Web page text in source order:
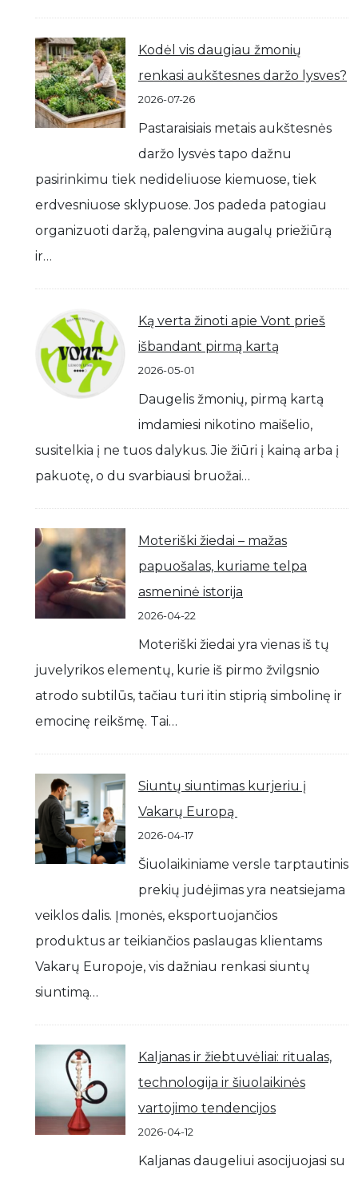
Kodėl vis daugiau žmonių
renkasi aukštesnes daržo lysves?
2026-07-26
Pastaraisiais metais aukštesnės
daržo lysvės tapo dažnu
pasirinkimu tiek nedideliuose kiemuose, tiek
erdvesniuose sklypuose. Jos padeda patogiau
organizuoti daržą, palengvina augalų priežiūrą
ir…
Ką verta žinoti apie Vont prieš
išbandant pirmą kartą
2026-05-01
Daugelis žmonių, pirmą kartą
imdamiesi nikotino maišelio,
susitelkia į ne tuos dalykus. Jie žiūri į kainą arba į
pakuotę, o du svarbiausi bruožai…
Moteriški žiedai – mažas
papuošalas, kuriame telpa
asmeninė istorija
2026-04-22
Moteriški žiedai yra vienas iš tų
juvelyrikos elementų, kurie iš pirmo žvilgsnio
atrodo subtilūs, tačiau turi itin stiprią simbolinę ir
emocinę reikšmę. Tai…
Siuntų siuntimas kurjeriu į
Vakarų Europą
2026-04-17
Šiuolaikiniame versle tarptautinis
prekių judėjimas yra neatsiejama
veiklos dalis. Įmonės, eksportuojančios
produktus ar teikiančios paslaugas klientams
Vakarų Europoje, vis dažniau renkasi siuntų
siuntimą…
Kaljanas ir žiebtuvėliai: ritualas,
technologija ir šiuolaikinės
vartojimo tendencijos
2026-04-12
Kaljanas daugeliui asocijuojasi su